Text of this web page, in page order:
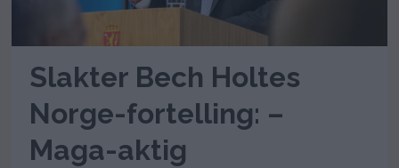
Slakter Bech Holtes
Norge-fortelling: –
Maga-aktig